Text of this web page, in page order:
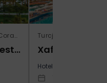
Egipt / Marsa El Alam / Madinat Coraya
Jaz Grand Marsa (ex Resta Grand Resort)
Turcja / Riwiera
Xafira Deluxe
Hotel: